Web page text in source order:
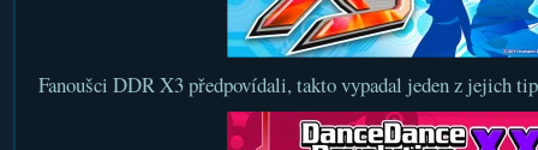
Fanoušci DDR X3 předpovídali, takto vypadal jeden z jejich